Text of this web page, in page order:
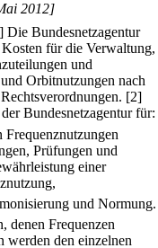
2012]
Die Bundesnetzagentur
für die Verwaltung,
und
Orbitnutzungen nach
[2]
Bundesnetzagentur für:
Prüfungen und
einer
und Normung.
denen Frequenzen
werden den einzelnen